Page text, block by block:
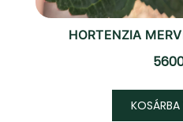
HORTENZIA
KOSÁRBA